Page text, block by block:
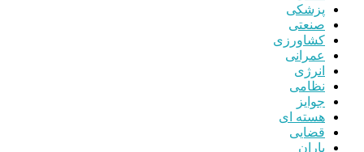
پزشکی
صنعتی
کشاورزی
عمرانی
انرژی
نظامی
جوایز
هسته ای
قضایی
یاران